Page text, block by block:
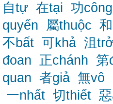
自tự 在tại 功công
quyến
屬thuộc
不bất 可khả 沮trở
đoan 正chánh 第
quan 者giả 無vô
一nhất 切thiết